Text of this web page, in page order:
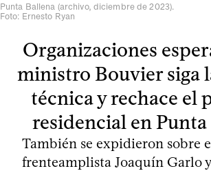
Punta Ballena (archivo, diciembre de 2023).
Foto: Ernesto Ryan
Organizaciones
ministro Bouvier siga
técnica y rechace el
residencial en
También se expidieron sobre
frenteamplista Joaquín Garlo